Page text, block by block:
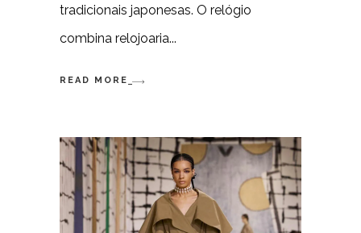
tradicionais japonesas. O relógio
combina relojoaria
READ MORE